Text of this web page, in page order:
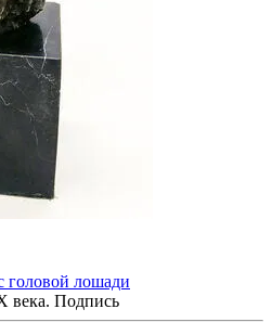
головой лошади
века. Подпись